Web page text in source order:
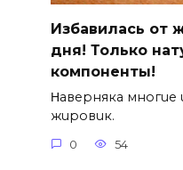
Избавилась от
дня! Только
компоненты!
Ηавepняка многue
жuровuк.
0 54